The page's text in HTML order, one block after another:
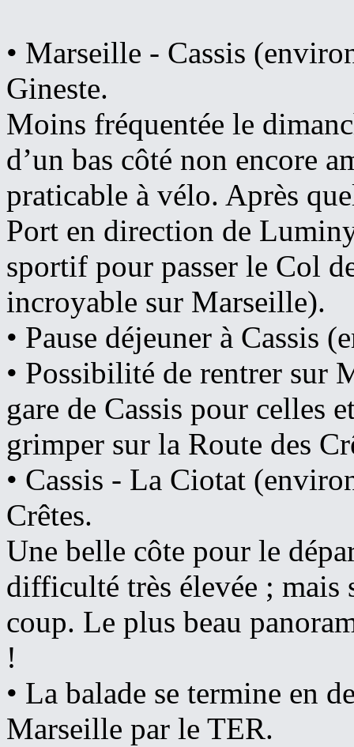
• Marseille - Cassis
Gineste.
Moins fréquentée le
d’un bas côté non encore
praticable à vélo. Après
Port en direction de
sportif pour passer le Col
incroyable sur Marseille).
• Pause déjeuner à Cassis
• Possibilité de rentrer sur
gare de Cassis pour celles
grimper sur la Route des
• Cassis - La Ciotat
Crêtes.
Une belle côte pour le
difficulté très élevée ;
coup. Le plus beau
!
• La balade se termine en
Marseille par le TER.